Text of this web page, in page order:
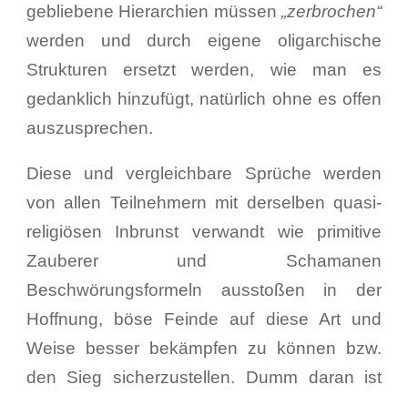
gebliebene Hierarchien müssen „zerbrochen“
werden und durch eigene oligarchische
Strukturen ersetzt werden, wie man es
gedanklich hinzufügt, natürlich ohne es offen
auszusprechen.
Diese und vergleichbare Sprüche werden
von allen Teilnehmern mit derselben quasi-
religiösen Inbrunst verwandt wie primitive
Zauberer und Schamanen
Beschwörungsformeln ausstoßen in der
Hoffnung, böse Feinde auf diese Art und
Weise besser bekämpfen zu können bzw.
den Sieg sicherzustellen. Dumm daran ist